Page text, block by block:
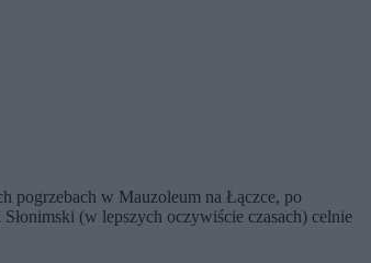
pogrzebach w Mauzoleum na Łączce, po
(w lepszych oczywiście czasach) celnie